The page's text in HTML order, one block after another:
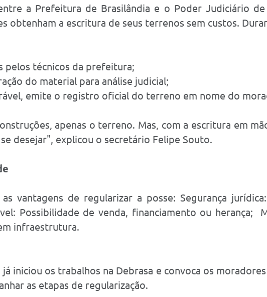
a Prefeitura de Brasilândia e o Poder Judiciário
obtenham a escritura de seus terrenos sem custos.
pelos técnicos da prefeitura;
do material para análise judicial;
emite o registro oficial do terreno em nome do
apenas o terreno. Mas, com a escritura em
desejar", explicou o secretário Felipe Souto.
vantagens de regularizar a posse: Segurança
Possibilidade de venda, financiamento ou herança;
infraestrutura.
iniciou os trabalhos na Debrasa e convoca os
as etapas de regularização.